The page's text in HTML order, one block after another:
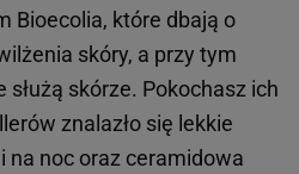
Bioecolia, które dbają o
skóry, a przy tym
skórze. Pokochasz ich
znalazło się lekkie
na noc oraz ceramidowa